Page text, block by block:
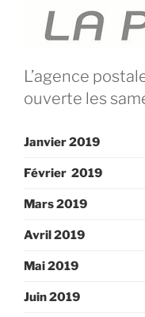
L’agence
ouverte les
Janvier 2019
Février 2019
Mars 2019
Avril 2019
Mai 2019
Juin 2019